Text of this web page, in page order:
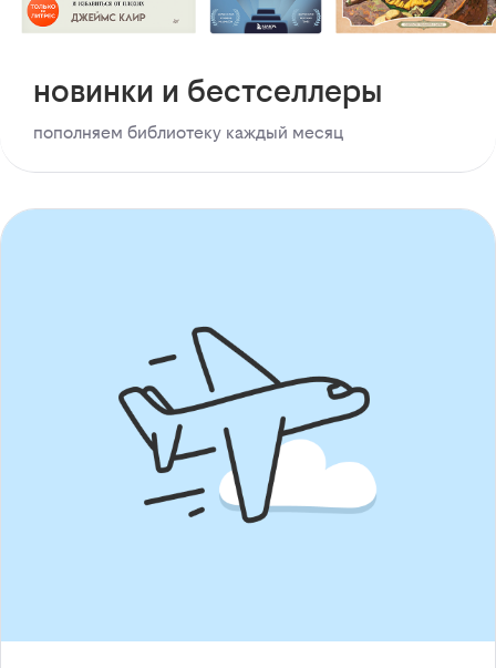
новинки и бестселлеры
пополняем библиотеку каждый месяц